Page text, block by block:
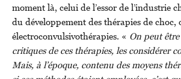
moment là, celui de l’essor de l’industrie
du développement des thérapies de choc,
électroconvulsivothérapies. « On peut
critiques de ces thérapies, les considérer
Mais, à l’époque, contenu des moyens